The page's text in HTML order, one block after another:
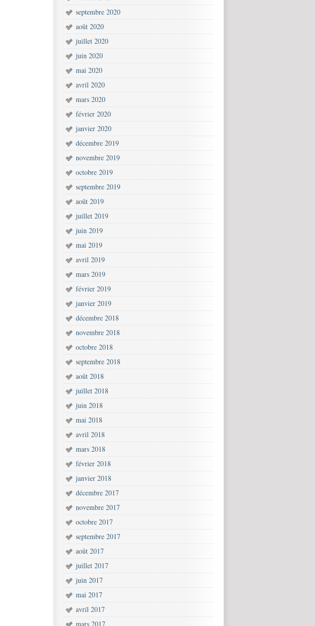
septembre 2020
août 2020
juillet 2020
juin 2020
mai 2020
avril 2020
mars 2020
février 2020
janvier 2020
décembre 2019
novembre 2019
octobre 2019
septembre 2019
août 2019
juillet 2019
juin 2019
mai 2019
avril 2019
mars 2019
février 2019
janvier 2019
décembre 2018
novembre 2018
octobre 2018
septembre 2018
août 2018
juillet 2018
juin 2018
mai 2018
avril 2018
mars 2018
février 2018
janvier 2018
décembre 2017
novembre 2017
octobre 2017
septembre 2017
août 2017
juillet 2017
juin 2017
mai 2017
avril 2017
mars 2017